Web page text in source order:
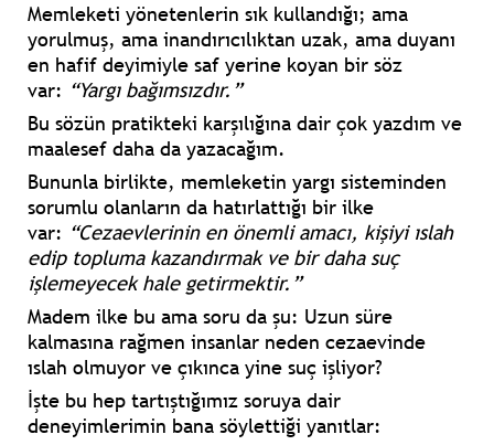
Memleketi yönetenlerin sık kullandığı; ama
yorulmuş, ama inandırıcılıktan uzak, ama duyanı
en hafif deyimiyle saf yerine koyan bir söz
var: “Yargı bağımsızdır.”
Bu sözün pratikteki karşılığına dair çok yazdım ve
maalesef daha da yazacağım.
Bununla birlikte, memleketin yargı sisteminden
sorumlu olanların da hatırlattığı bir ilke
var: “Cezaevlerinin en önemli amacı, kişiyi ıslah
edip topluma kazandırmak ve bir daha suç
işlemeyecek hale getirmektir.”
Madem ilke bu ama soru da şu: Uzun süre
kalmasına rağmen insanlar neden cezaevinde
ıslah olmuyor ve çıkınca yine suç işliyor?
İşte bu hep tartıştığımız soruya dair
deneyimlerimin bana söylettiği yanıtlar: